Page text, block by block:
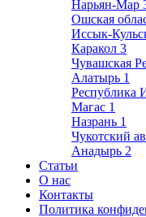
Нарьян-Мар
Ошская
Иссык-
Каракол 3
Чувашская
Алатырь 1
Республика
Магас 1
Назрань 1
Чукотский
Анадырь 2
Статьи
О нас
Контакты
Политика